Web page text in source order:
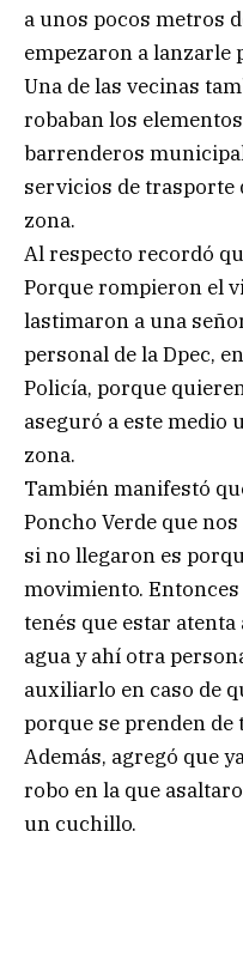
a unos pocos metros
empezaron a lanzarle
Una de las vecinas
robaban los
barrenderos
servicios de
zona.
Al respecto recordó
Porque rompieron el
lastimaron a una
personal de la Dpec,
Policía, porque
aseguró a este medio
zona.
También manifestó
Poncho Verde que
si no llegaron es
movimiento.
tenés que estar atenta
agua y ahí otra
auxiliarlo en caso de
porque se prenden de
Además, agregó que
robo en la que
un cuchillo.